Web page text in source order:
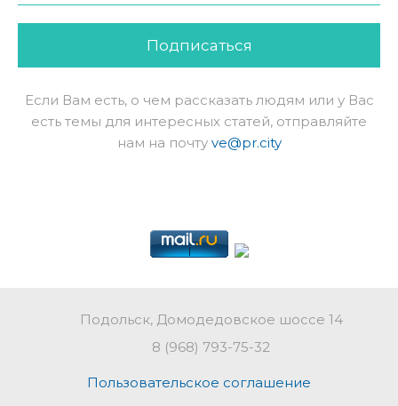
Подписаться
Если Вам есть, о чем рассказать людям или у Вас
есть темы для интересных статей, отправляйте
нам на почту ve@pr.city
Подольск, Домодедовское шоссе 14
8 (968) 793-75-32
Пользовательское соглашение